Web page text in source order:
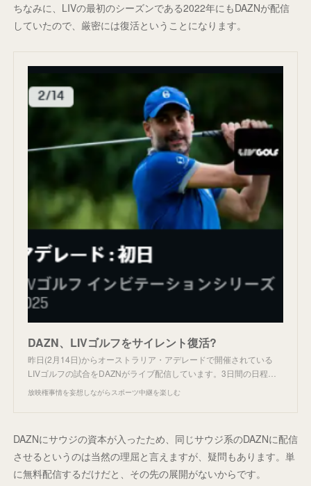
ちなみに、LIVの最初のシーズンである2022年にもDAZNが配信
していたので、厳密には復活ということになります。
DAZN、LIVゴルフをサイレント復活?
昨日(2月14日)からオーストラリア・アデレードで開催されている
LIVゴルフの試合をDAZNがライブ配信しています。3日間の日程…
放映権事情を妄想しながらスポーツ中継を楽しむ
DAZNにサウジの資本が入ったため、同じサウジ系のDAZNに配信
させるというのは当然の理屈と言えますが、疑問もあります。単
に無料配信するだけだと、その先の展開がないからです。